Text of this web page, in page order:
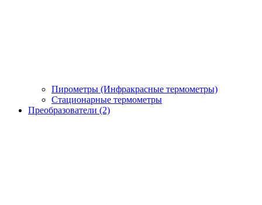
Пирометры (Инфракрасные термометры)
Стационарные термометры
Преобразователи (2)